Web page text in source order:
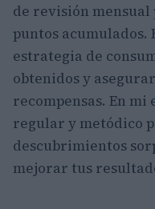
de revisión mensual
puntos
estrategia de
obtenidos y
recompensas. En
regular y metódico
descubrimientos
mejorar tus